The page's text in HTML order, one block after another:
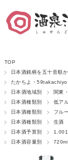
TOP
日本酒銘柄を五十音順
たかちよ・59takachiyo
日本酒地域別
関東
日本酒種類別
低ア
日本酒種類別
フル
日本酒種類別
生酒
日本酒予算別
日本酒容量別